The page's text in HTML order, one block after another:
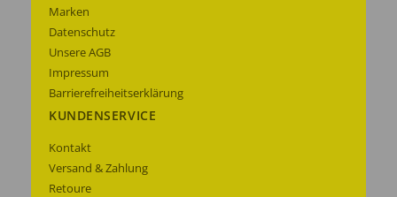
Marken
Datenschutz
Unsere AGB
Impressum
Barrierefreiheitserklärung
KUNDENSERVICE
Kontakt
Versand & Zahlung
Retoure